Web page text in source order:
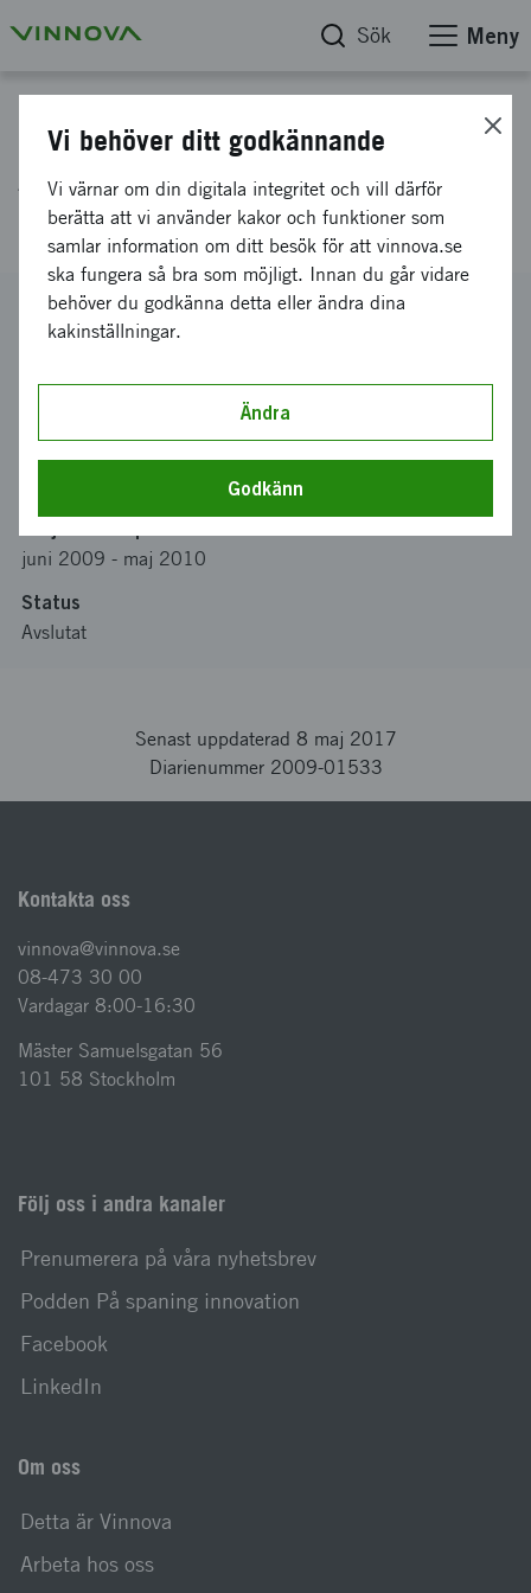
Sök Meny
ActiveCast - next generation
mobile experience
Diarienummer
2009-01533
Koordinator
Bidrag från Vinnova
juni 2009 - maj 2010
Status
Avslutat
Senast uppdaterad 8 maj 2017
Diarienummer 2009-01533
Kontakta oss
vinnova@vinnova.se
08-473 30 00
Vardagar 8:00-16:30
Mäster Samuelsgatan 56
101 58 Stockholm
Följ oss i andra kanaler
Prenumerera på våra nyhetsbrev
Podden På spaning innovation
Facebook
LinkedIn
Om oss
Detta är Vinnova
Arbeta hos oss
Vi behöver ditt godkännande
Vi värnar om din digitala integritet och vill därför
berätta att vi använder kakor och funktioner som
samlar information om ditt besök för att vinnova.se
ska fungera så bra som möjligt. Innan du går vidare
behöver du godkänna detta eller ändra dina
kakinställningar.
Ändra
Godkänn